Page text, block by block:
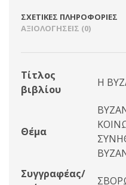
ΣΧΕΤΙΚΈΣ ΠΛΗΡΟΦΟΡΊΕΣ
ΑΞΙΟΛΟΓΉΣΕΙΣ (0)
Τίτλος
βιβλίου
Η
Θέμα
Συγγραφέας/